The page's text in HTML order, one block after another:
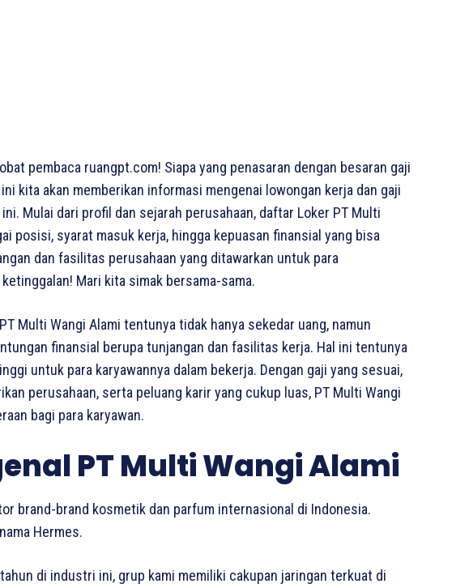
pembaca ruangpt.com! Siapa yang penasaran dengan besaran gaji
kita akan memberikan informasi mengenai lowongan kerja dan gaji
Mulai dari profil dan sejarah perusahaan, daftar Loker PT Multi
posisi, syarat masuk kerja, hingga kepuasan finansial yang bisa
dan fasilitas perusahaan yang ditawarkan untuk para
Mari kita simak bersama-sama.
Multi Wangi Alami tentunya tidak hanya sekedar uang, namun
finansial berupa tunjangan dan fasilitas kerja. Hal ini tentunya
untuk para karyawannya dalam bekerja. Dengan gaji yang sesuai,
perusahaan, serta peluang karir yang cukup luas, PT Multi Wangi
bagi para karyawan.
PT Multi Wangi Alami
brand-brand kosmetik dan parfum internasional di Indonesia.
Hermes.
di industri ini, grup kami memiliki cakupan jaringan terkuat di